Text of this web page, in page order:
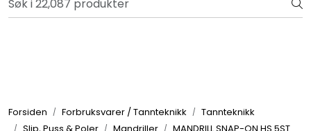
Skip to main content
Bli totalkunde og få en rekke fordeler. Les mer!
Forsiden Forbruksvarer / Tannteknikk
Tannteknikk